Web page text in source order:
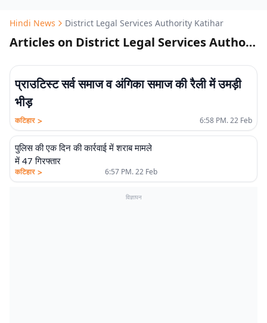
Hindi News District Legal Services Authority Katihar
Articles on District Legal Services Authority Katihar
प्राउटिस्ट सर्व समाज व अंगिका समाज की रैली में उमड़ी
भीड़
कटिहार > 6:58 PM. 22 Feb
पुलिस की एक दिन की कार्रवाई में शराब मामले
में 47 गिरफ्तार
कटिहार > 6:57 PM. 22 Feb
विज्ञापन